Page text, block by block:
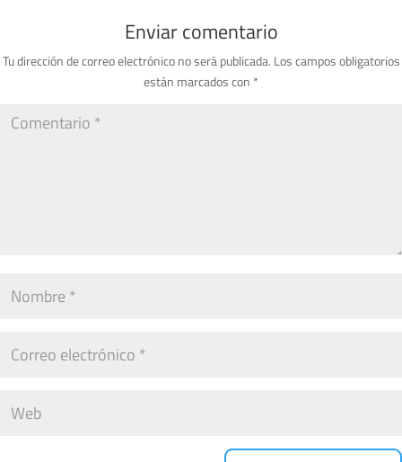
Enviar comentario
Tu dirección de correo electrónico no será publicada. Los campos obligatorios
están marcados con *